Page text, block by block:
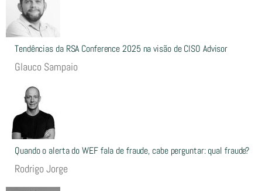
Tendências da RSA Conference 2025 na visão de CISO Advisor
Glauco Sampaio
Quando o alerta do WEF fala de fraude, cabe perguntar: qual fraude?
Rodrigo Jorge